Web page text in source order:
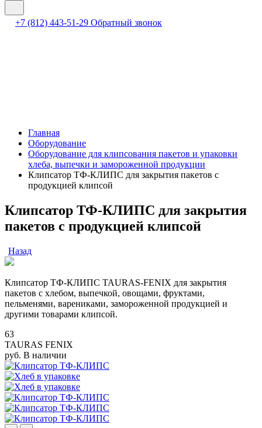
+7 (812) 443-51-29 Обратный звонок
Главная
Оборудование
Оборудование для клипсования пакетов и упаковки
хлеба, выпечки и замороженной продукции
Клипсатор ТФ-КЛИПС для закрытия пакетов с
продукцией клипсой
Клипсатор ТФ-КЛИПС для закрытия
пакетов с продукцией клипсой
Назад
Клипсатор ТФ-КЛИПС TAURAS-FENIX для закрытия
пакетов с хлебом, выпечкой, овощами, фруктами,
пельменями, варениками, замороженной продукцией и
другими товарами клипсой.
63
TAURAS FENIX
руб. В наличии